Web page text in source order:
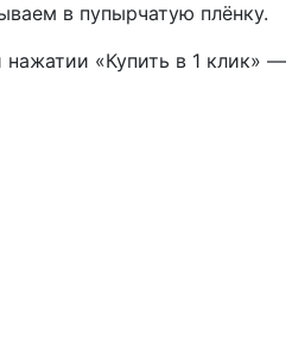
в пупырчатую плёнку.
«Купить в 1 клик»